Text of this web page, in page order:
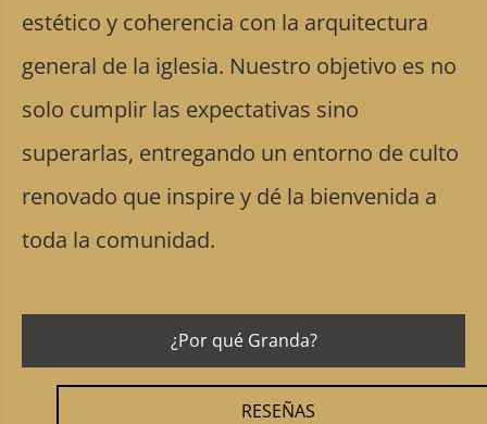
estético y coherencia con la arquitectura
general de la iglesia. Nuestro objetivo es no
solo cumplir las expectativas sino
superarlas, entregando un entorno de culto
renovado que inspire y dé la bienvenida a
toda la comunidad.
¿Por qué Granda?
RESEÑAS